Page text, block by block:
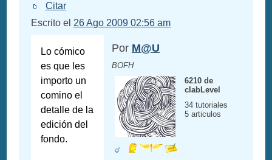
Citar
Escrito el 26 Ago 2009 02:56 am
Lo cómico
es que les
importo un
comino el
detalle de la
edición del
fondo.
Por M@U
BOFH
6210 de
clabLevel
34 tutoriales
5 articulos